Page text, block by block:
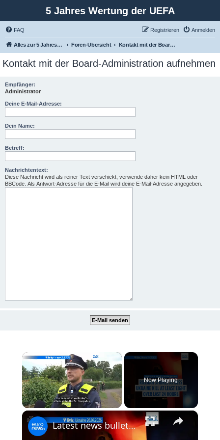
5 Jahres Wertung der UEFA
FAQ Anmelden
Registrieren
Alles zur 5 Jahreswertung / Tabelle der UEFA mit vielen Statistiken. Foren-Übersicht Kontakt mit der Board-Administration aufnehmen
Kontakt mit der Board-Administration aufnehmen
Empfänger:
Administrator
Deine E-Mail-Adresse:
Dein Name:
Betreff:
Nachrichtentext:
Diese Nachricht wird als reiner Text verschickt, verwende daher kein HTML oder
BBCode. Als Antwort-Adresse für die E-Mail wird deine E-Mail-Adresse angegeben.
×
Now Playing
×
Latest news bulletin | July 27th, 2026 – Morning